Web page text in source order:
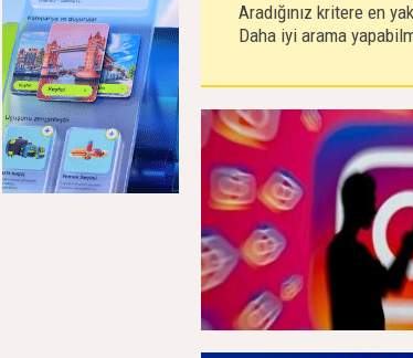
Aradığınız kritere en
Daha iyi arama